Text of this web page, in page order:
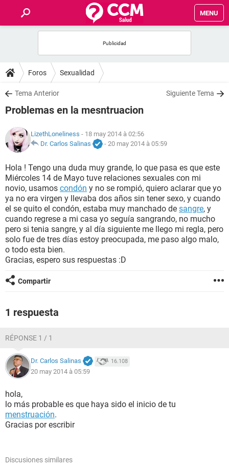
MENU
FORUMS
SALUD
NUTRICIÓN
BIENESTAR
SEXUALIDAD
GLOSARIO
Foros Sexualidad
Tema Anterior Siguiente Tema
Problemas en la mesntruacion
LizethLoneliness - 18 may 2014 à 02:56
Dr. Carlos Salinas
- 20 may 2014 à 05:59
Hola ! Tengo una duda muy grande, lo que pasa es que este
Miércoles 14 de Mayo tuve relaciones sexuales con mi
novio, usamos condón y no se rompió, quiero aclarar que yo
ya no era virgen y llevaba dos años sin tener sexo, y cuando
el se quito el condón, estaba muy manchado de sangre, y
cuando regrese a mi casa yo seguía sangrando, no mucho
pero si tenia sangre, y al día siguiente me llego mi regla, pero
solo fue de tres días estoy preocupada, me paso algo malo,
o todo esta bien.
Gracias, espero sus respuestas :D
Compartir
1 respuesta
RÉPONSE 1 / 1
Dr. Carlos Salinas 16.108
20 may 2014 à 05:59
hola,
lo más probable es que haya sido el inicio de tu
menstruación.
Gracias por escribir
Discusiones similares